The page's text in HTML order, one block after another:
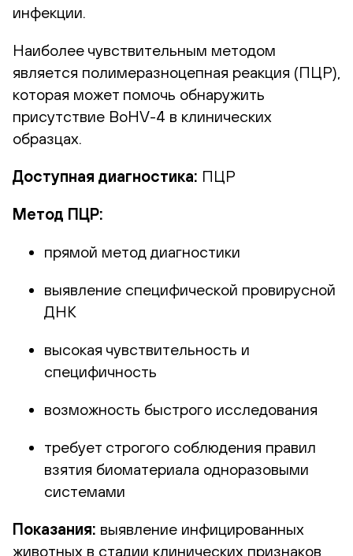
инфекции.
Наиболее чувствительным методом
является полимеразноцепная реакция (ПЦР),
которая может помочь обнаружить
присутствие BoHV-4 в клинических
образцах.
Доступная диагностика: ПЦР
Метод ПЦР:
прямой метод диагностики
выявление специфической провирусной
ДНК
высокая чувствительность и
специфичность
возможность быстрого исследования
требует строгого соблюдения правил
взятия биоматериала одноразовыми
системами
Показания: выявление инфицированных
животных в стадии клинических признаков